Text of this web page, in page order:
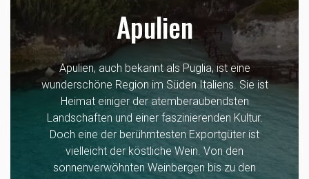
Apulien
Apulien, auch bekannt als Puglia, ist eine
wunderschöne Region im Süden Italiens. Sie ist
Heimat einiger der atemberaubendsten
Landschaften und einer faszinierenden Kultur.
Doch eine der berühmtesten Exportgüter ist
vielleicht der köstliche Wein. Von den
sonnenverwöhnten Weinbergen bis zu den